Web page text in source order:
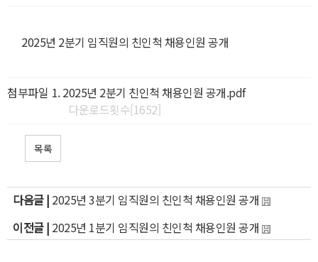
2025년 2분기 임직원의 친인척 채용인원 공개
첨부파일
2025년 2분기 친인척 채용인원 공개.pdf
다운로드횟수[1652]
목록
다음글 | 2025년 3분기 임직원의 친인척 채용인원 공개
이전글 | 2025년 1분기 임직원의 친인척 채용인원 공개